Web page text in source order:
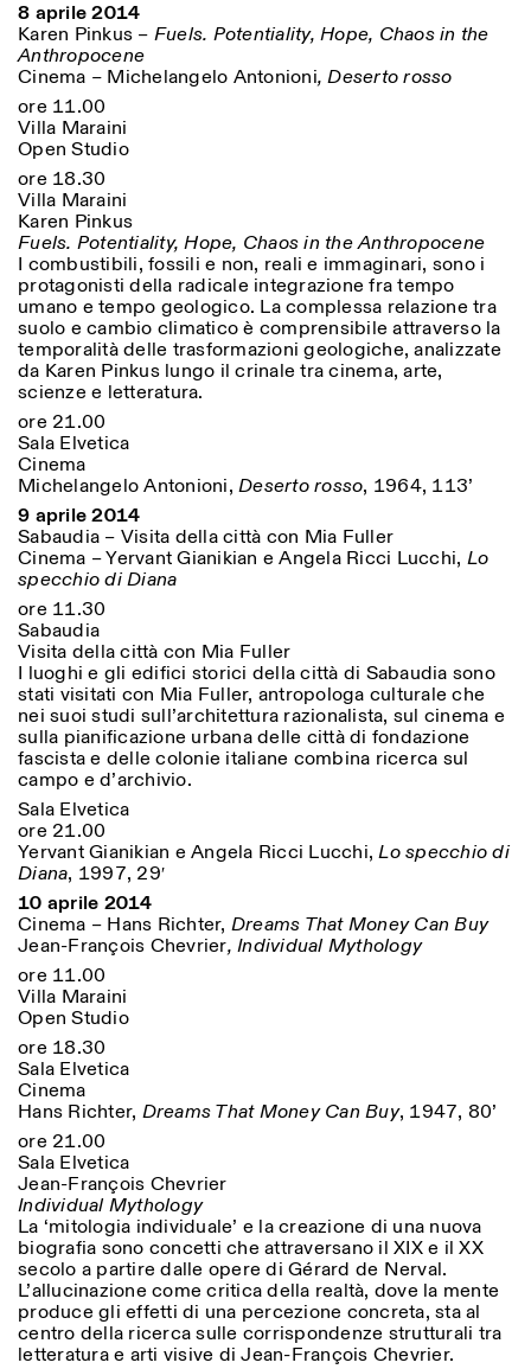
8 aprile 2014
Karen Pinkus – Fuels. Potentiality, Hope, Chaos in the
Anthropocene
Cinema – Michelangelo Antonioni, Deserto rosso
ore 11.00
Villa Maraini
Open Studio
ore 18.30
Villa Maraini
Karen Pinkus
Fuels. Potentiality, Hope, Chaos in the Anthropocene
I combustibili, fossili e non, reali e immaginari, sono i
protagonisti della radicale integrazione fra tempo
umano e tempo geologico. La complessa relazione tra
suolo e cambio climatico è comprensibile attraverso la
temporalità delle trasformazioni geologiche, analizzate
da Karen Pinkus lungo il crinale tra cinema, arte,
scienze e letteratura.
ore 21.00
Sala Elvetica
Cinema
Michelangelo Antonioni, Deserto rosso, 1964, 113’
9 aprile 2014
Sabaudia – Visita della città con Mia Fuller
Cinema – Yervant Gianikian e Angela Ricci Lucchi, Lo
specchio di Diana
ore 11.30
Sabaudia
Visita della città con Mia Fuller
I luoghi e gli edifici storici della città di Sabaudia sono
stati visitati con Mia Fuller, antropologa culturale che
nei suoi studi sull’architettura razionalista, sul cinema e
sulla pianificazione urbana delle città di fondazione
fascista e delle colonie italiane combina ricerca sul
campo e d’archivio.
Sala Elvetica
ore 21.00
Yervant Gianikian e Angela Ricci Lucchi,Lo specchio di
Diana, 1997, 29′
10 aprile 2014
Cinema – Hans Richter, Dreams That Money Can Buy
Jean-François Chevrier, Individual Mythology
ore 11.00
Villa Maraini
Open Studio
ore 18.30
Sala Elvetica
Cinema
Hans Richter, Dreams That Money Can Buy, 1947, 80’
ore 21.00
Sala Elvetica
Jean-François Chevrier
Individual Mythology
La ‘mitologia individuale’ e la creazione di una nuova
biografia sono concetti che attraversano il XIX e il XX
secolo a partire dalle opere di Gérard de Nerval.
L’allucinazione come critica della realtà, dove la mente
produce gli effetti di una percezione concreta, sta al
centro della ricerca sulle corrispondenze strutturali tra
letteratura e arti visive di Jean-François Chevrier.